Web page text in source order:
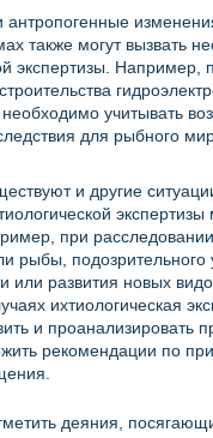
антропогенные
также могут вызвать
экспертизы. Например,
учитывать
для рыбного
и другие
при
рыбы, подозрительного
или развития новых
ихтиологическая
и проанализировать
рекомендации по
деяния,